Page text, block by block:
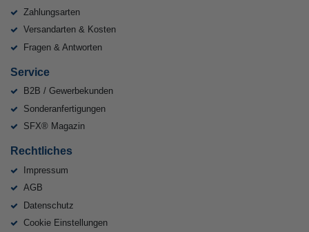
Zahlungsarten
Versandarten & Kosten
Fragen & Antworten
Service
B2B / Gewerbekunden
Sonderanfertigungen
SFX® Magazin
Rechtliches
Impressum
AGB
Datenschutz
Cookie Einstellungen